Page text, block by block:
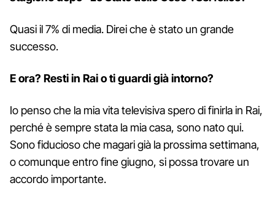
Quasi il 7% di media. Direi che è stato un grande
successo.
E ora? Resti in Rai o ti guardi già intorno?
Io penso che la mia vita televisiva spero di finirla in Rai,
perché è sempre stata la mia casa, sono nato qui.
Sono fiducioso che magari già la prossima settimana,
o comunque entro fine giugno, si possa trovare un
accordo importante.